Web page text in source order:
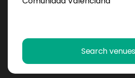
Search venues